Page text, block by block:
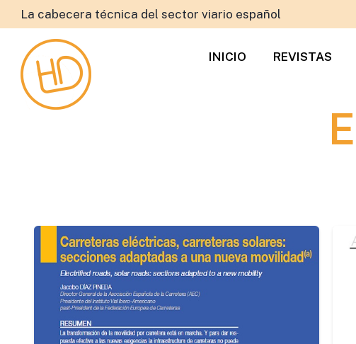
La cabecera técnica del sector viario español
INICIO REVISTAS